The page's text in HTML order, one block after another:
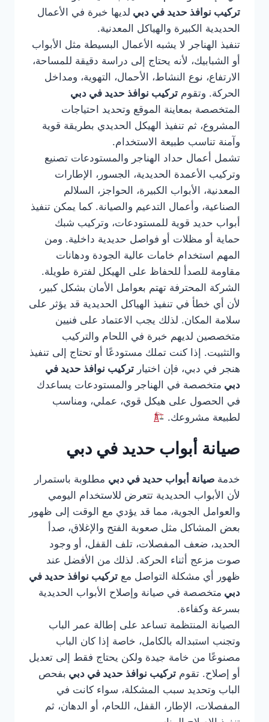
تركيب نوافذ حديد في دبي لديها خبرة في الأعمال
الحديدية الكبيرة والهياكل المعدنية.
تنفيذ الهناجر لا يشبه الأعمال البسيطة مثل الأبواب
أو الشبابيك، لأنه يحتاج إلى دراسة دقيقة للمساحة،
الارتفاع، نوع النشاط، الأحمال، التهوية، ومداخل
الحركة. وتقوم تركيب نوافذ حديد في دبي
المتخصصة بمعاينة الموقع وتحديد احتياجات
المشروع، ثم تنفيذ الهيكل الحديدي بطريقة قوية
وآمنة تناسب طبيعة الاستخدام.
تشمل أعمال حداد الهناجر والمستودعات تصنيع
وتركيب الأعمدة الحديدية، الجسور، الإطارات
المعدنية، الأبواب الكبيرة، الحواجز، السلالم
الصناعية، وأعمال التدعيم والصيانة. كما يمكن تنفيذ
أبواب حديد قوية للمستودعات، وتركيب شبك
حماية أو مظلات أو فواصل حديدية داخلية. ومن
المهم استخدام خامات عالية الجودة ودهانات
مقاومة للصدأ للحفاظ على الهيكل لفترة طويلة.
الشركة المحترفة تهتم بعوامل الأمان بشكل كبير،
لأن أي خطأ في تنفيذ الهياكل الحديدية قد يؤثر على
سلامة المكان. لذلك يجب الاعتماد على فنيين
متخصصين لديهم خبرة في اللحام والتركيب
والتثبيت. إذا كنت تملك مستودعًا أو تحتاج إلى تنفيذ
هنجر في دبي، فإن اختيار تركيب نوافذ حديد في
دبي متخصصة في الهناجر والمستودعات يساعدك
في الحصول على هيكل قوي، عملي، ومناسب
لطبيعة مشروعك.
صيانة أبواب حديد في دبي
خدمة صيانة أبواب حديد في دبي مطلوبة باستمرار
لأن الأبواب الحديدية تتعرض للاستخدام اليومي
والعوامل الجوية، مما قد يؤدي مع الوقت إلى ظهور
بعض المشاكل مثل صعوبة الفتح والإغلاق، صدأ
الحديد، ضعف المفصلات، تلف القفل، أو وجود
صوت مزعج أثناء الحركة. لذلك من الأفضل عند
ظهور أي مشكلة التواصل مع تركيب نوافذ حديد في
دبي متخصصة في صيانة وإصلاح الأبواب الحديدية
بسرعة وكفاءة.
الصيانة المنتظمة تساعد على إطالة عمر الباب
وتجنب استبداله بالكامل، خاصة إذا كان الباب
مصنوعًا من خامة جيدة ولكن يحتاج فقط إلى تعديل
أو إصلاح. تقوم تركيب نوافذ حديد في دبي بفحص
الباب وتحديد سبب المشكلة، سواء كانت في
المفصلات، الإطار، القفل، اللحام، أو الدهان، ثم